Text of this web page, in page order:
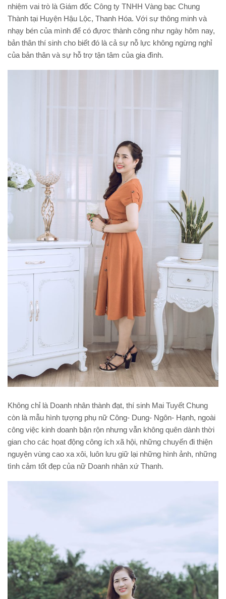
nhiệm vai trò là Giám đốc Công ty TNHH Vàng bạc Chung
Thành tại Huyện Hậu Lộc, Thanh Hóa. Với sự thông minh và
nhạy bén của mình để có đựơc thành công như ngày hôm nay,
bản thân thí sinh cho biết đó là cả sự nỗ lực không ngừng nghỉ
của bản thân và sự hỗ trợ tận tâm của gia đình.
Không chỉ là Doanh nhân thành đạt, thí sinh Mai Tuyết Chung
còn là mẫu hình tựợng phụ nữ Công- Dung- Ngôn- Hạnh, ngoài
công việc kinh doanh bận rộn nhưng vẫn không quên dành thời
gian cho các họat động công ích xã hội, những chuyến đi thiện
nguyện vùng cao xa xôi, luôn lưu giữ lại những hình ảnh, những
tình cảm tốt đẹp của nữ Doanh nhân xứ Thanh.